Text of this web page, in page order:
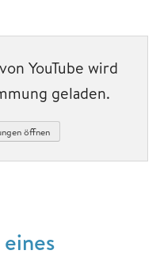
YouTube wird
geladen.
öffnen